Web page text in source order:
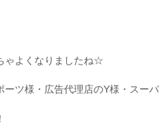
ゃよくなりましたね☆
ーツ様・広告代理店のY様・スーパ